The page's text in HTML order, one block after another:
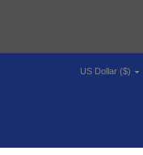
US Dollar ($)